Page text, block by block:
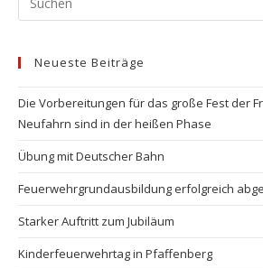
Neueste Beiträge
Die Vorbereitungen für das große Fest der
Neufahrn sind in der heißen Phase
Übung mit Deutscher Bahn
Feuerwehrgrundausbildung erfolgreich
Starker Auftritt zum Jubiläum
Kinderfeuerwehrtag in Pfaffenberg